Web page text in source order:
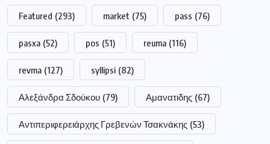
Featured (293) market (75) pass (76)
pasxa (52) pos (51) reuma (116)
revma (127) syllipsi (82)
Αλεξάνδρα Σδούκου (79) Αμανατιδης (67)
Αντιπεριφερειάρχης Γρεβενών Τσακνάκης (53)